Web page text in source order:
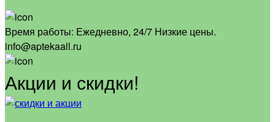
Время работы: Ежедневно, 24/7 Низкие цены.
info@aptekaall.ru
Акции и скидки!